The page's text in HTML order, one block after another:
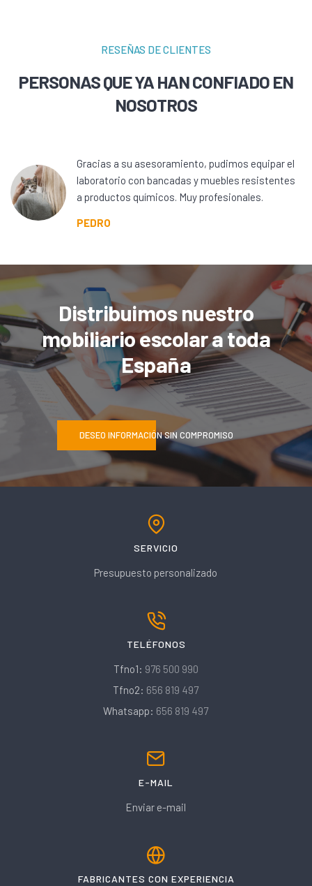
RESEÑAS DE CLIENTES
PERSONAS QUE YA HAN CONFIADO EN
NOSOTROS
Gracias a su asesoramiento, pudimos equipar el
laboratorio con bancadas y muebles resistentes
a productos químicos. Muy profesionales.
PEDRO
Distribuimos nuestro
mobiliario escolar a toda
España
DESEO INFORMACIÓN SIN COMPROMISO
SERVICIO
Presupuesto personalizado
TELÉFONOS
Tfno1: 976 500 990
Tfno2: 656 819 497
Whatsapp: 656 819 497
E-MAIL
Enviar e-mail
FABRICANTES CON EXPERIENCIA